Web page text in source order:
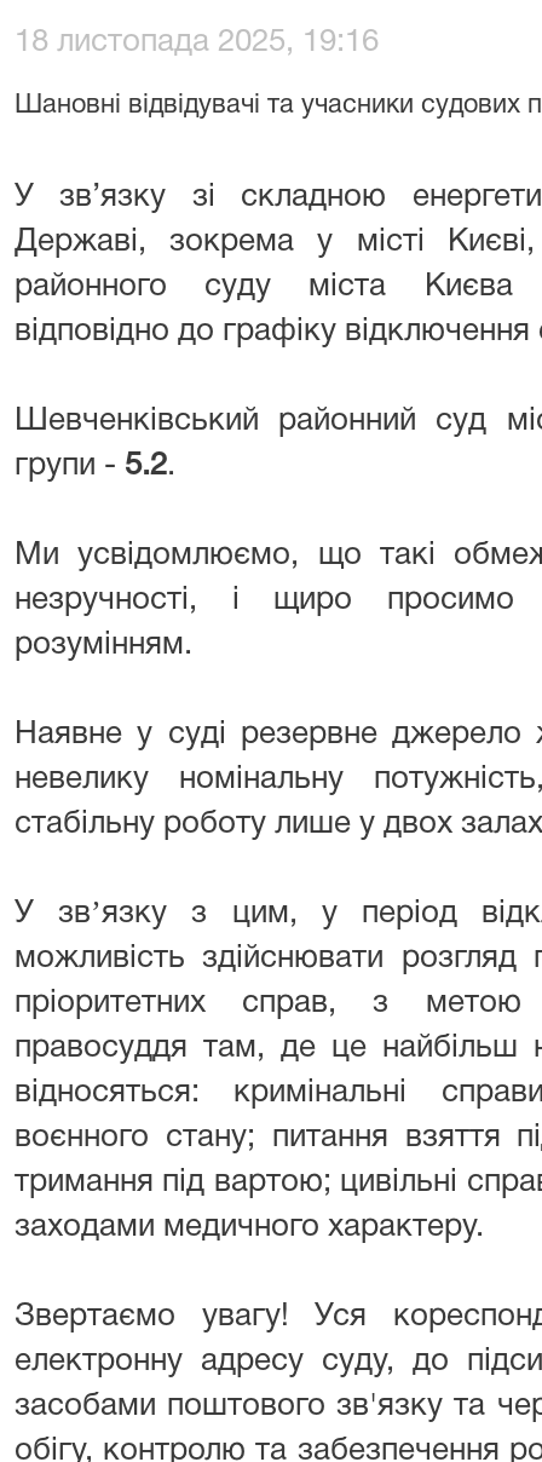
18 листопада 2025, 19:16
Шановні відвідувачі та учасники судових
У зв’язку зі складною
Державі, зокрема у місті
районного суду міста Києва
відповідно до графіку відключення
Шевченківський районний суд
групи - 5.2.
Ми усвідомлюємо, що такі
незручності, і щиро
розумінням.
Наявне у суді резервне джерело
невелику номінальну
стабільну роботу лише у двох
У звʼязку з цим, у період
можливість здійснювати розгляд
пріоритетних справ, з метою
правосуддя там, де це найбільш
відносяться: кримінальні
воєнного стану; питання взяття
тримання під вартою; цивільні
заходами медичного характеру.
Звертаємо увагу! Уся
електронну адресу суду, до
засобами поштового зв'язку та
обігу, контролю та забезпечення